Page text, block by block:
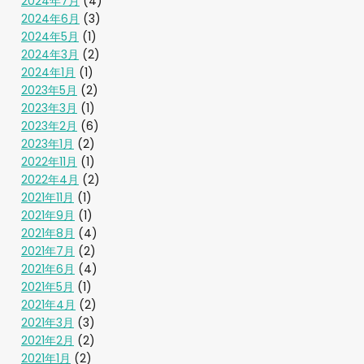
2024年6月 (3)
2024年5月 (1)
2024年3月 (2)
2024年1月 (1)
2023年5月 (2)
2023年3月 (1)
2023年2月 (6)
2023年1月 (2)
2022年11月 (1)
2022年4月 (2)
2021年11月 (1)
2021年9月 (1)
2021年8月 (4)
2021年7月 (2)
2021年6月 (4)
2021年5月 (1)
2021年4月 (2)
2021年3月 (3)
2021年2月 (2)
2021年1月 (2)